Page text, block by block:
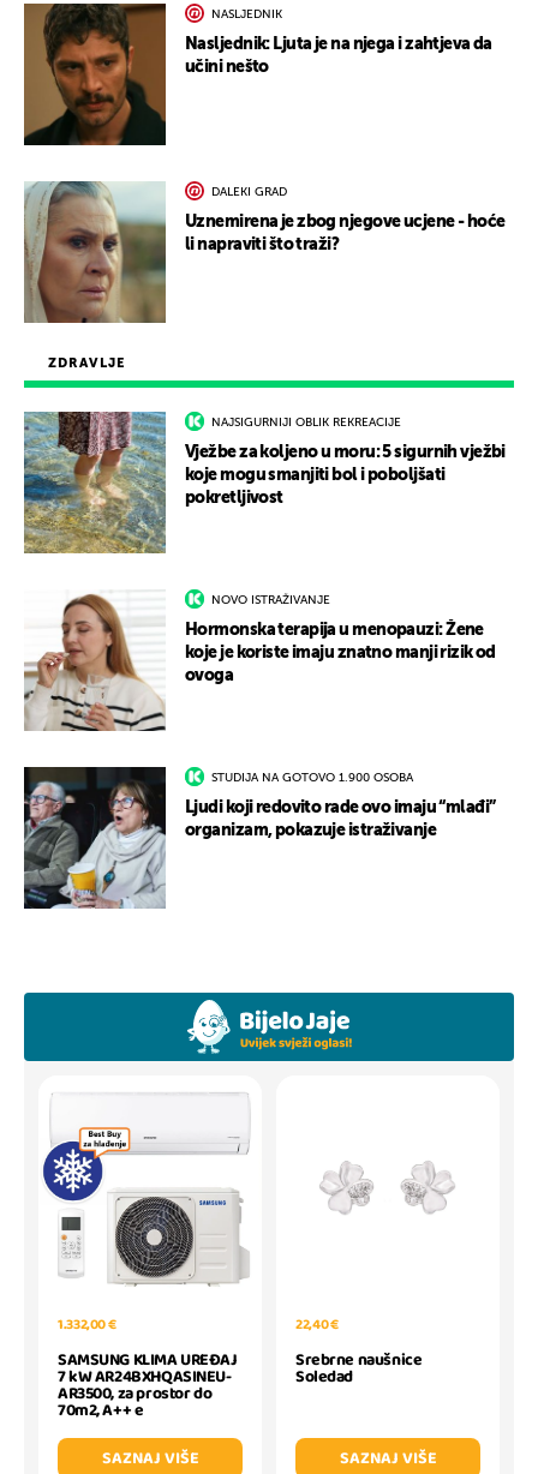
ZDRAVLJE
NAJSIGURNIJI OBLIK REKREACIJE
Vježbe za koljeno u moru: 5 sigurnih vježbi
koje mogu smanjiti bol i poboljšati
pokretljivost
NOVO ISTRAŽIVANJE
Hormonska terapija u menopauzi: Žene
koje je koriste imaju znatno manji rizik od
ovoga
STUDIJA NA GOTOVO 1.900 OSOBA
Ljudi koji redovito rade ovo imaju “mlađi”
organizam, pokazuje istraživanje
NASLJEDNIK
Nasljednik: Ljuta je na njega i zahtjeva da
učini nešto
DALEKI GRAD
Uznemirena je zbog njegove ucjene - hoće
li napraviti što traži?
1.332,00 €
SAMSUNG KLIMA UREĐAJ
7 kW AR24BXHQASINEU-
AR3500, za prostor do
70m2, A++ e
SAZNAJ VIŠE
22,40 €
Srebrne naušnice
Soledad
SAZNAJ VIŠE